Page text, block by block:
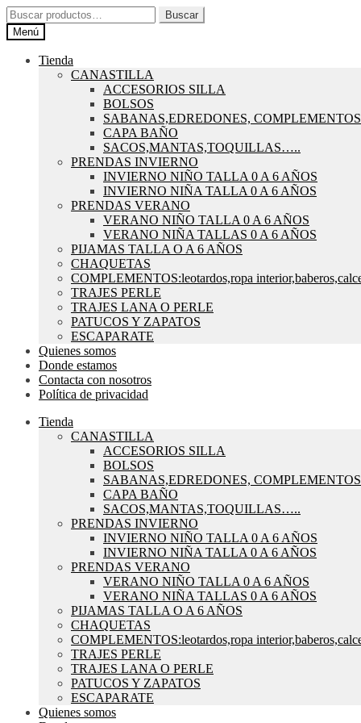
Ir
a
la
navegación
Ir
al
contenido
Buscar
por:
Buscar
Menú
Tienda
CANASTILLA
ACCESORIOS SILLA
BOLSOS
SABANAS,EDREDONES,
CAPA BAÑO
SACOS,MANTAS,TOQUILLAS…..
PRENDAS INVIERNO
INVIERNO NIÑO TALLA 0 A 6 AÑOS
INVIERNO NIÑA TALLA 0 A 6 AÑOS
PRENDAS VERANO
VERANO NIÑO TALLA 0 A 6 AÑOS
VERANO NIÑA TALLAS 0 A 6 AÑOS
PIJAMAS TALLA O A 6 AÑOS
CHAQUETAS
COMPLEMENTOS:leotardos,ropa
TRAJES PERLE
TRAJES LANA O PERLE
PATUCOS Y ZAPATOS
ESCAPARATE
Quienes somos
Donde estamos
Contacta con nosotros
Política de privacidad
Tienda
CANASTILLA
ACCESORIOS SILLA
BOLSOS
SABANAS,EDREDONES,
CAPA BAÑO
SACOS,MANTAS,TOQUILLAS…..
PRENDAS INVIERNO
INVIERNO NIÑO TALLA 0 A 6 AÑOS
INVIERNO NIÑA TALLA 0 A 6 AÑOS
PRENDAS VERANO
VERANO NIÑO TALLA 0 A 6 AÑOS
VERANO NIÑA TALLAS 0 A 6 AÑOS
PIJAMAS TALLA O A 6 AÑOS
CHAQUETAS
COMPLEMENTOS:leotardos,ropa
TRAJES PERLE
TRAJES LANA O PERLE
PATUCOS Y ZAPATOS
ESCAPARATE
Quienes somos